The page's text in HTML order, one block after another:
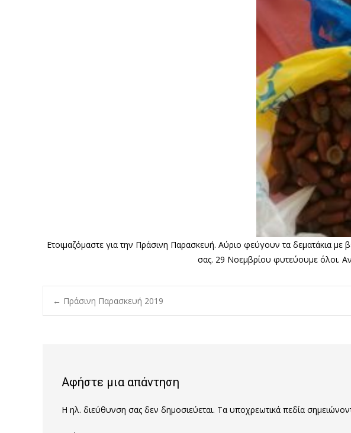
Ετοιμαζόμαστε για την Πράσινη Παρασκευή. Αύριο φεύγουν τα δεματάκια με
σας. 29 Νοεμβρίου φυτεύουμε όλοι.
Post
← Πράσινη Παρασκευή 2019
Αφήστε μια απάντηση
Η ηλ. διεύθυνση σας δεν δημοσιεύεται. Τα υποχρεωτικά πεδία